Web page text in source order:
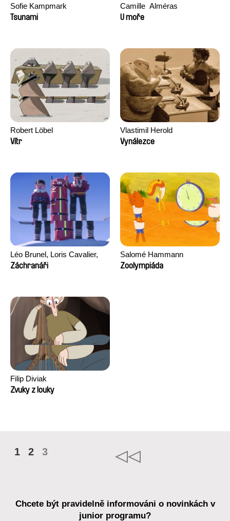
Sofie Kampmark
Tsunami
Camille​ ​ ​Alméras
U moře
Robert Löbel
Vítr
Vlastimil Herold
Vynálezce
Léo Brunel, Loris Cavalier,
Camille Jalabert, Oscar Malet
Záchranáři
Salomé Hammann
Zoolympiáda
Filip Diviak
Zvuky z louky
1 2 3
Chcete být pravidelně informováni o novinkách v
junior programu?